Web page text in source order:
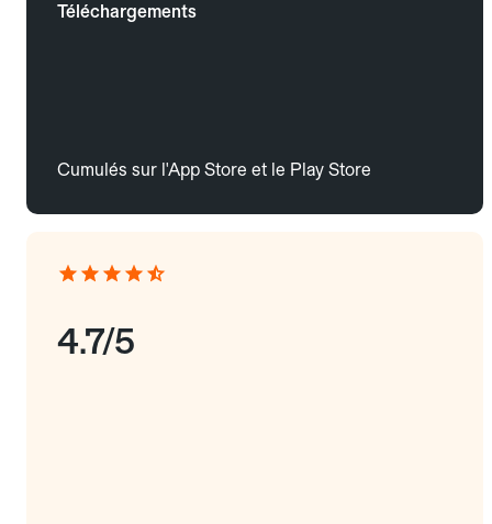
Téléchargements
Cumulés sur l'App Store et le Play Store
4.7/5